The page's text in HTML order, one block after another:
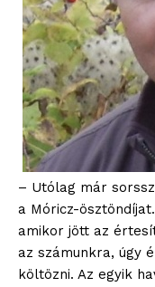
– Utólag már
a Móricz-
amikor jött az
az számunkra, úgy
költözni. Az egyik